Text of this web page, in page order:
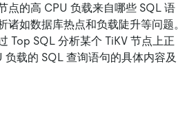
点的高 CPU 负载来自哪些 SQL 语
诸如数据库热点和负载陡升等问题。
Top SQL 分析某个 TiKV 节点上正
负载的 SQL 查询语句的具体内容及